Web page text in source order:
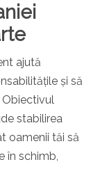
ajută
și să
stabilirea
oamenii tăi să
în schimb,